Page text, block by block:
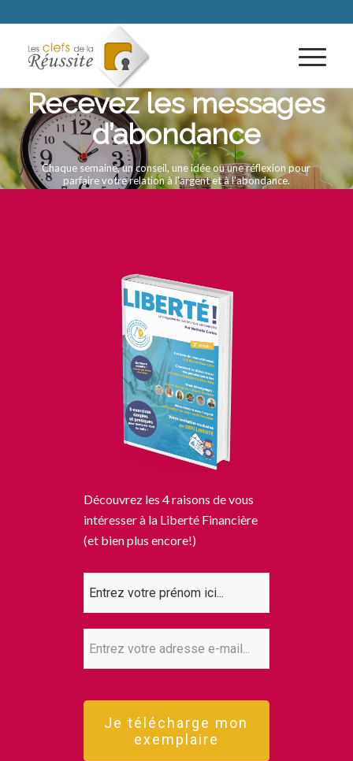
Recevez les messages
d’abondance
Chaque semaine, un conseil, une idée ou une réflexion pour
parfaire votre relation à l'argent et à l'abondance.
Découvrez les 4 raisons de vous
intéresser à la Liberté Financière
(et bien plus encore!)
Je télécharge mon
exemplaire